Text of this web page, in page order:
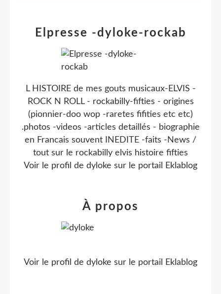
Elpresse -dyloke-rockab
L HISTOIRE de mes gouts musicaux-ELVIS -
ROCK N ROLL - rockabilly-fifties - origines
(pionnier-doo wop -raretes fifities etc etc)
.photos -videos -articles detaillés - biographie
en Francais souvent INEDITE -faits -News /
tout sur le rockabilly elvis histoire fifties
Voir le profil de dyloke sur le portail Eklablog
À propos
Voir le profil de dyloke sur le portail Eklablog